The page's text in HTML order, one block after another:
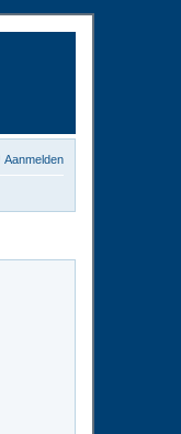
Aanmelden